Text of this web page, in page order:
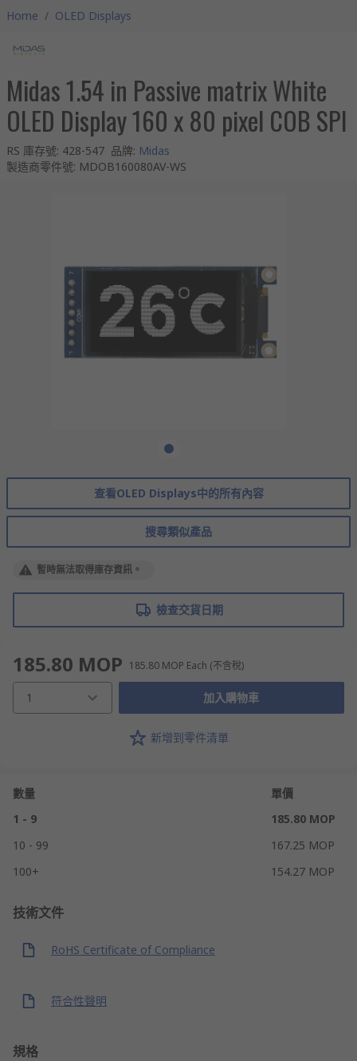
Home / OLED Displays
Midas 1.54 in Passive matrix White
OLED Display 160 x 80 pixel COB SPI
RS 庫存號: 428-547 品牌: Midas
製造商零件號: MDOB160080AV-WS
查看OLED Displays中的所有內容
搜尋類似產品
暫時無法取得庫存資訊。
檢查交貨日期
185.80 MOP 185.80 MOP Each (不含稅)
1 加入購物車
新增到零件清單
數量
單價
1 - 9
185.80 MOP
10 - 99
167.25 MOP
100+
154.27 MOP
技術文件
RoHS Certificate of Compliance
符合性聲明
規格